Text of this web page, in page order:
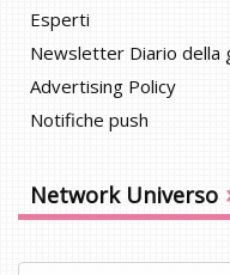
Esperti
Newsletter Diario della
Advertising Policy
Notifiche push
Network Universo